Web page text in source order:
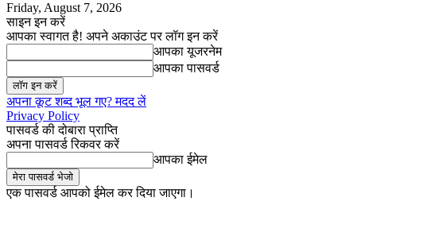
Friday, August 7, 2026
साइन इन करें
आपका स्वागत है! अपने अकाउंट पर लॉग इन करें
आपका यूजरनेम
आपका पासवर्ड
अपना कूट शब्द भूल गए? मदद लें
Privacy Policy
पासवर्ड की दोबारा प्राप्ति
अपना पासवर्ड रिकवर करें
आपका ईमेल
एक पासवर्ड आपको ईमेल कर दिया जाएगा।